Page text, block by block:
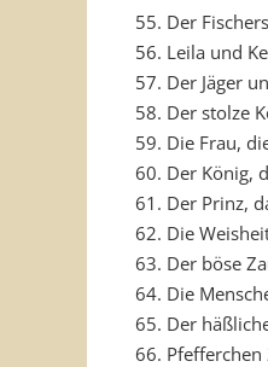
55. Der
56. Leila und
57. Der Jäger
58. Der stolze
59. Die Frau,
60. Der König,
61. Der Prinz,
62. Die
63. Der böse
64. Die
65. Der
66. Pfefferchen